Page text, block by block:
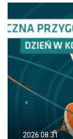
2026.08.31